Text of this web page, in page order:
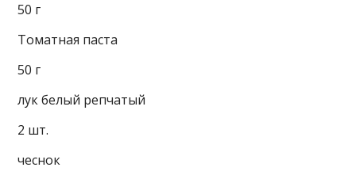
50 г
Томатная паста
50 г
лук белый репчатый
2 шт.
чеснок